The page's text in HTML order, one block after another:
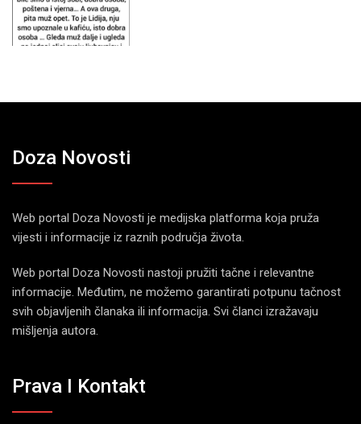
Doza Novosti
Web portal Doza Novosti je medijska platforma koja pruža
vijesti i informacije iz raznih područja života.
Web portal Doza Novosti nastoji pružiti tačne i relevantne
informacije. Međutim, ne možemo garantirati potpunu tačnost
svih objavljenih članaka ili informacija. Svi članci izražavaju
mišljenja autora.
Prava I Kontakt